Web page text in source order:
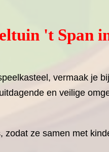
't Span
vermaak je
en veilige
zodat ze samen met